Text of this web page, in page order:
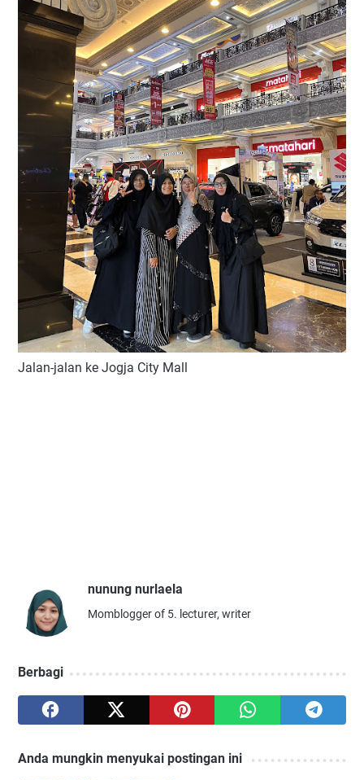
Jalan-jalan ke Jogja City Mall
nunung nurlaela
Momblogger of 5. lecturer, writer
Berbagi
Anda mungkin menyukai postingan ini